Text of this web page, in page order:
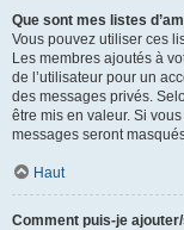
Que sont mes listes
Vous pouvez utiliser ces
Les membres ajoutés à
de l’utilisateur pour un
des messages privés.
être mis en valeur. Si
messages seront
Haut
Comment puis-je